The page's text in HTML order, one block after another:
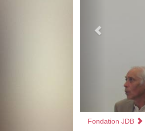
Fondation JDB